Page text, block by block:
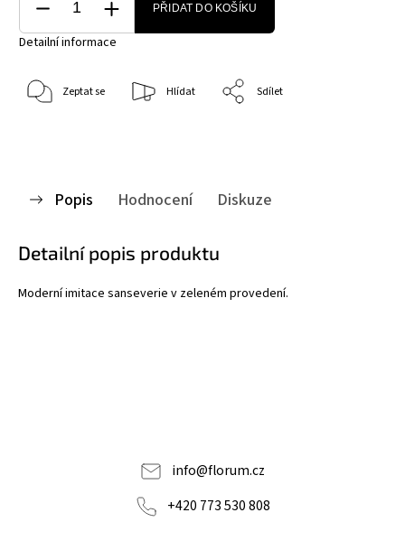
PŘIDAT DO KOŠÍKU
Detailní informace
Zeptat se Hlídat Sdílet
Popis Hodnocení Diskuze
Detailní popis produktu
Moderní imitace sanseverie v zeleném provedení.
info@florum.cz
+420 773 530 808